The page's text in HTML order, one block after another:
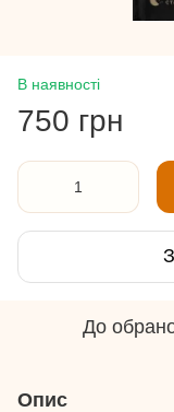
В наявності
750 грн
До
Опис